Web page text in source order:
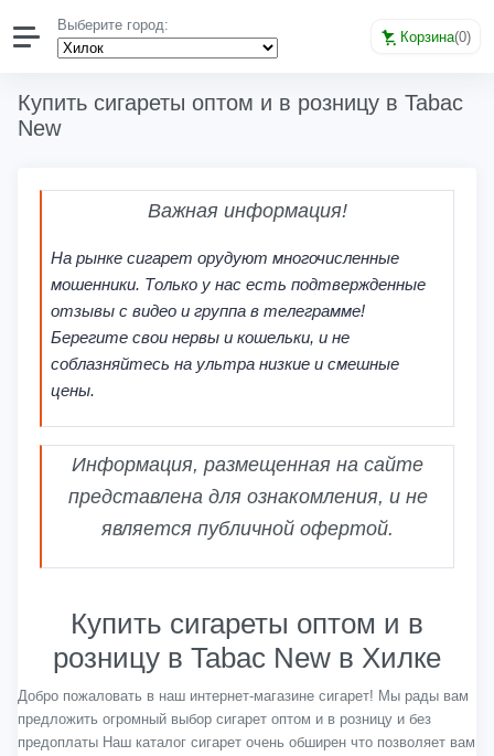
Выберите город:
Корзина(0)
Купить сигареты оптом и в розницу в Tabac
New
Важная информация!
На рынке сигарет орудуют многочисленные
мошенники. Только у нас есть подтвержденные
отзывы с видео и группа в телеграмме!
Берегите свои нервы и кошельки, и не
соблазняйтесь на ультра низкие и смешные
цены.
Информация, размещенная на сайте
представлена для ознакомления, и не
является публичной офертой.
Купить сигареты оптом и в
розницу в Tabac New в Хилке
Добро пожаловать в наш интернет-магазине сигарет! Мы рады вам
предложить огромный выбор сигарет оптом и в розницу и без
предоплаты Наш каталог сигарет очень обширен что позволяет вам